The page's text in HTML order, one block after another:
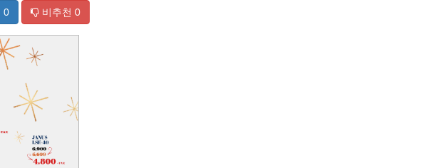
0 비추천 0